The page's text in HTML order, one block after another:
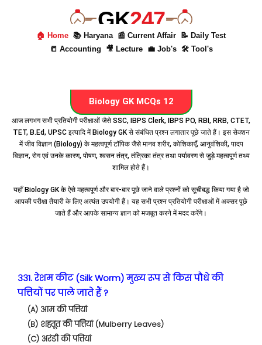
GK247
🏠 Home 📚 Haryana 📰 Current Affair
📝 Daily Test
📒 Accounting
🎥 Lecture 💼 Job's 🛠 Tool's
Biology GK MCQs 12
आज लगभग सभी प्रतियोगी परीक्षाओं जैसे SSC, IBPS Clerk, IBPS PO, RBI, RRB, CTET,
TET, B.Ed, UPSC इत्यादि में Biology GK से संबंधित प्रश्न लगातार पूछे जाते हैं। इस सेक्शन
में जीव विज्ञान (Biology) के महत्वपूर्ण टॉपिक जैसे मानव शरीर, कोशिकाएँ, आनुवंशिकी, पादप
विज्ञान, रोग एवं उनके कारण, पोषण, श्वसन तंत्र, तंत्रिका तंत्र तथा पर्यावरण से जुड़े महत्वपूर्ण तथ्य
शामिल होते हैं।
यहाँ Biology GK के ऐसे महत्वपूर्ण और बार-बार पूछे जाने वाले प्रश्नों को सूचीबद्ध किया गया है जो
आपकी परीक्षा तैयारी के लिए अत्यंत उपयोगी हैं। यह सभी प्रश्न प्रतियोगी परीक्षाओं में अक्सर पूछे
जाते हैं और आपके सामान्य ज्ञान को मजबूत करने में मदद करेंगे।
331. रेशम कीट (Silk Worm) मुख्य रूप से किस पौधे की
पत्तियों पर पाले जाते हैं ?
(A) आम की पत्तियां
(B) शहतूत की पत्तियां (Mulberry Leaves)
(C) अरंडी की पत्तियां